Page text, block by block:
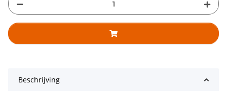
Beschrijving